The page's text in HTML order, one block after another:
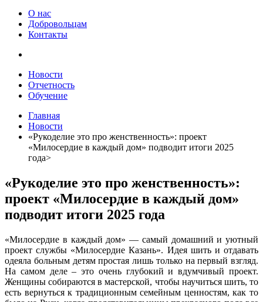
О нас
Добровольцам
Контакты
Новости
Отчетность
Обучение
Главная
Новости
«Рукоделие это про женственность»: проект
«Милосердие в каждый дом» подводит итоги 2025
года>
«Рукоделие это про женственность»:
проект «Милосердие в каждый дом»
подводит итоги 2025 года
«Милосердие в каждый дом» — самый домашний и уютный
проект службы «Милосердие Казань». Идея шить и отдавать
одеяла больным детям простая лишь только на первый взгляд.
На самом деле – это очень глубокий и вдумчивый проект.
Женщины собираются в мастерской, чтобы научиться шить, то
есть вернуться к традиционным семейным ценностям, как то